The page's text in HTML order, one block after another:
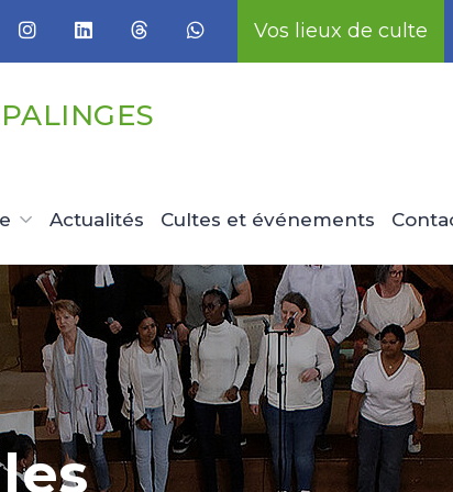
Vos lieux de culte
Actualités Cultes et événements
cultes